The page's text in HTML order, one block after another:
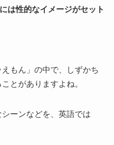
は性的なイメージがセット
もん」の中で、しずかち
とがありますよね。
ーンなどを、英語では